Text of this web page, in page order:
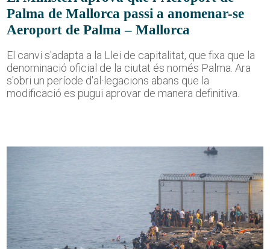
Palma de Mallorca passi a anomenar-se
Aeroport de Palma – Mallorca
El canvi s'adapta a la Llei de capitalitat, que fixa que la
denominació oficial de la ciutat és només Palma. Ara
s'obri un període d'al·legacions abans que la
modificació es pugui aprovar de manera definitiva.